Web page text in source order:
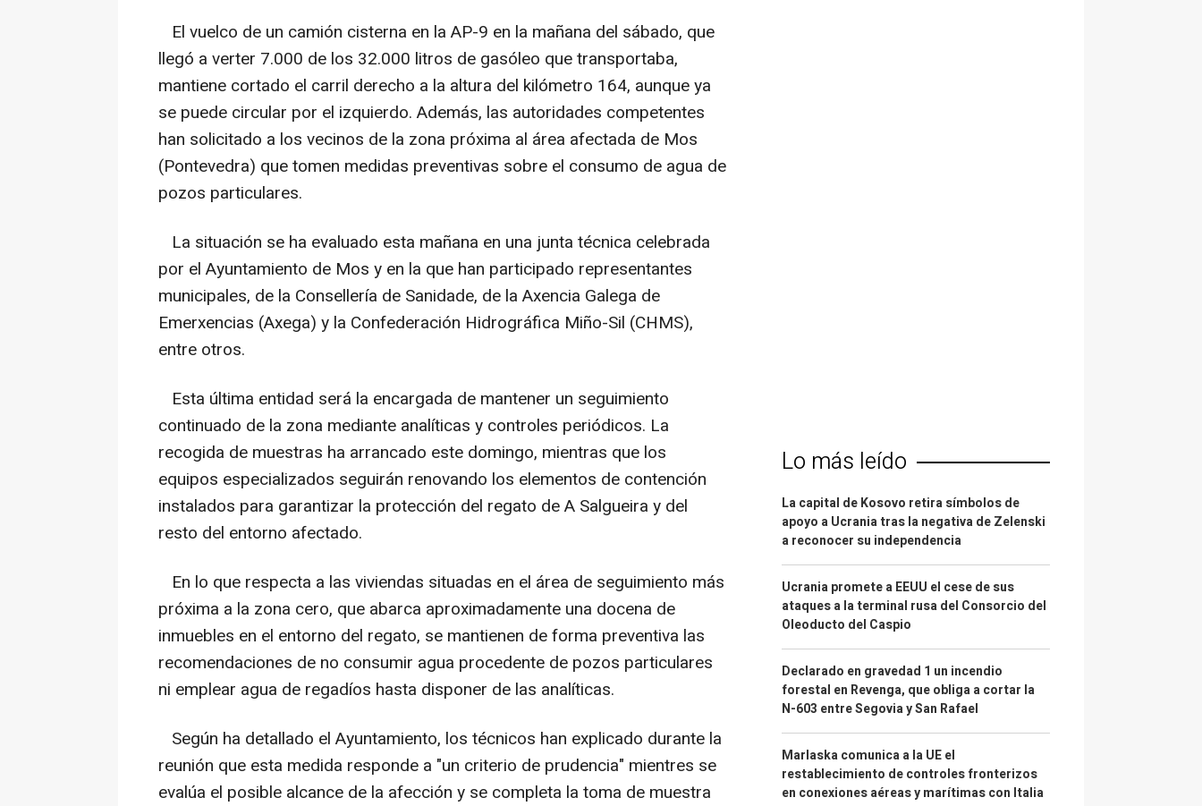
El vuelco de un camión cisterna en la AP-9 en la mañana del sábado, que
llegó a verter 7.000 de los 32.000 litros de gasóleo que transportaba,
mantiene cortado el carril derecho a la altura del kilómetro 164, aunque ya
se puede circular por el izquierdo. Además, las autoridades competentes
han solicitado a los vecinos de la zona próxima al área afectada de Mos
(Pontevedra) que tomen medidas preventivas sobre el consumo de agua de
pozos particulares.
La situación se ha evaluado esta mañana en una junta técnica celebrada
por el Ayuntamiento de Mos y en la que han participado representantes
municipales, de la Consellería de Sanidade, de la Axencia Galega de
Emerxencias (Axega) y la Confederación Hidrográfica Miño-Sil (CHMS),
entre otros.
Esta última entidad será la encargada de mantener un seguimiento
continuado de la zona mediante analíticas y controles periódicos. La
recogida de muestras ha arrancado este domingo, mientras que los
equipos especializados seguirán renovando los elementos de contención
instalados para garantizar la protección del regato de A Salgueira y del
resto del entorno afectado.
En lo que respecta a las viviendas situadas en el área de seguimiento más
próxima a la zona cero, que abarca aproximadamente una docena de
inmuebles en el entorno del regato, se mantienen de forma preventiva las
recomendaciones de no consumir agua procedente de pozos particulares
ni emplear agua de regadíos hasta disponer de las analíticas.
Según ha detallado el Ayuntamiento, los técnicos han explicado durante la
reunión que esta medida responde a "un criterio de prudencia" mientres se
evalúa el posible alcance de la afección y se completa la toma de muestra
Lo más leído
La capital de Kosovo retira símbolos de
apoyo a Ucrania tras la negativa de Zelenski
a reconocer su independencia
Ucrania promete a EEUU el cese de sus
ataques a la terminal rusa del Consorcio del
Oleoducto del Caspio
Declarado en gravedad 1 un incendio
forestal en Revenga, que obliga a cortar la
N-603 entre Segovia y San Rafael
Marlaska comunica a la UE el
restablecimiento de controles fronterizos
en conexiones aéreas y marítimas con Italia